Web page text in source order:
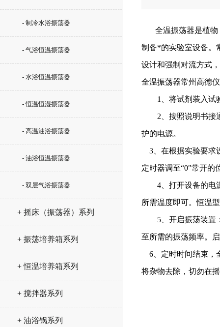
- 制冷水浴振荡器
- 气浴恒温振荡器
- 水浴恒温振荡器
- 恒温恒湿振荡器
- 高温油浴振荡器
- 油浴恒温振荡器
- 双层气浴振荡器
+ 摇床（振荡器）系列
+ 振荡培养箱系列
+ 恒温培养箱系列
+ 搅拌器系列
+ 油浴锅系列
全温振荡器是植
制备*的实验室设备。
设计和强制对流方式
全温振荡器常州高德
1、将试剂装入试验
2、按照说明书接通
护的电源。
3、在根据实验要求
定时器调至“0"常开的
4、打开设备的电源
所需温度即可。恒温
5、开启振荡装置：
至所需的振荡频率。
6、定时时间结束，
将杂物去除，切勿在